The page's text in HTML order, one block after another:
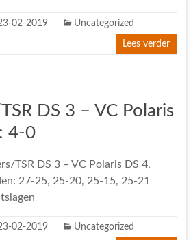
02-2019 Uncategorized
Lees verder
DS 3 – VC Polaris
4-0
TSR DS 3 – VC Polaris DS 4,
27-25, 25-20, 25-15, 25-21
02-2019 Uncategorized